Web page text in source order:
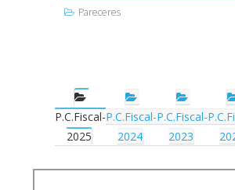
Pareceres
P.C.Fiscal-
2025
P.C.Fiscal-
2024
P.C.Fiscal-
2023